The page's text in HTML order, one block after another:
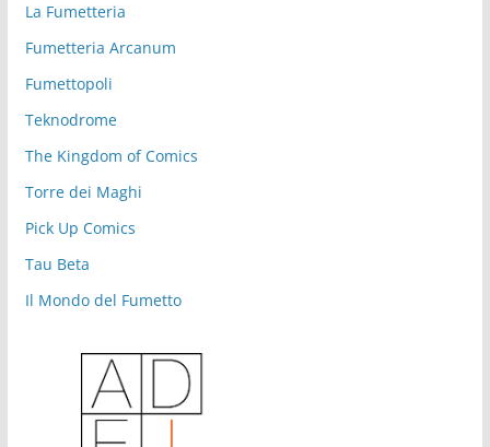
La Fumetteria
Fumetteria Arcanum
Fumettopoli
Teknodrome
The Kingdom of Comics
Torre dei Maghi
Pick Up Comics
Tau Beta
Il Mondo del Fumetto